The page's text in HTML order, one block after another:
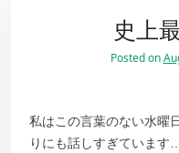
史上
Posted on
私はこの言葉のない水曜
りにも話しすぎていま